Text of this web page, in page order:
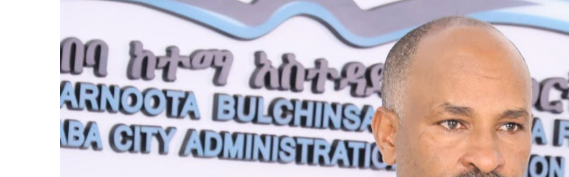
የኢትዮጵያ ኢኮኖሚ ከቡና ባሻገር
August 5, 2026
የቤኒን የዲጂታል
ሚኒስትር ማሁና
አገልግሎትን ጎበኙ
August 5, 2026
2ኛው የአዲስ ሚዲያ ኔትዎርክ አመራሮች እና
ሠራተኞች ስፖርት ፌስቲቫል በቴሌቪዥን ዘርፍ
አሸናፊነት ተጠናቀቀ
August 1, 2026
ተቃውሞ
July 30,